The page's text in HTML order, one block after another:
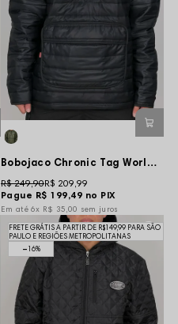
Bobojaco Chronic Tag World Bolso Especial - Preto
Pague R$ 199,49 no PIX
R$ 249,90R$ 209,99
6x R$ 35,00 sem juros
16%
FRETE GRÁTIS A PARTIR DE R$149,99 PARA SÃO
PAULO E REGIÕES METROPOLITANAS